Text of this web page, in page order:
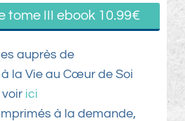
tome III ebook 10.99€
auprès de
la Vie au Cœur de Soi
r ici
à la demande,